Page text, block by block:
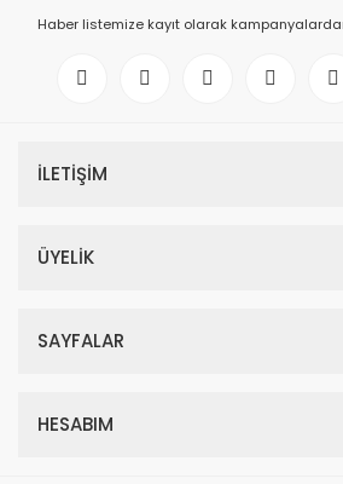
Haber listemize kayıt olarak
İLETİŞİM
ÜYELİK
SAYFALAR
HESABIM